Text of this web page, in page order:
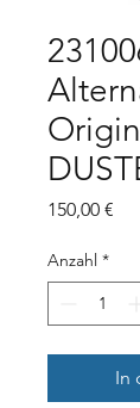
150,00 €
Anzahl *
In